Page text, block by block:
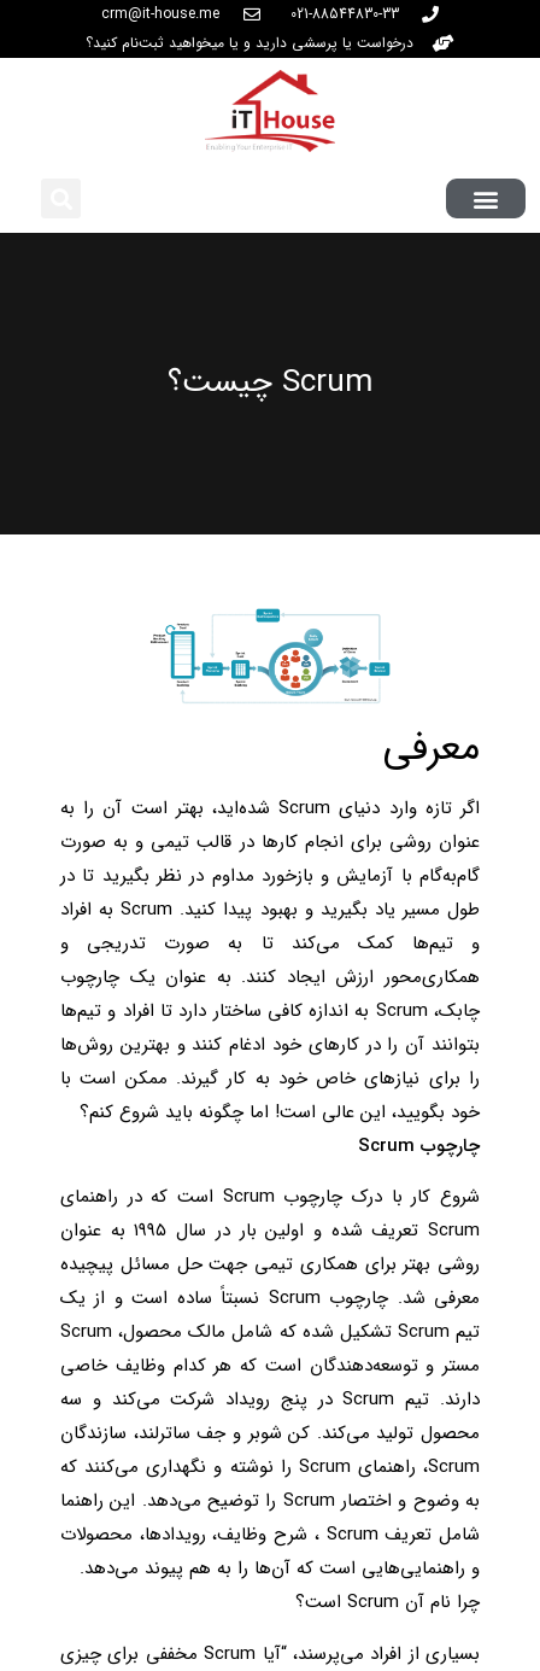
021-88544830-33
crm@it-house.me
درخواست یا پرسشی دارید و یا میخواهید ثبت‌نام کنید؟
Scrum چیست؟
معرفی
اگر تازه وارد دنیای Scrum شده‌اید، بهتر است آن را به
عنوان روشی برای انجام کارها در قالب تیمی و به صورت
گام‌به‌گام با آزمایش و بازخورد مداوم در نظر بگیرید تا در
طول مسیر یاد بگیرید و بهبود پیدا کنید. Scrum به افراد
و تیم‌ها کمک می‌کند تا به صورت تدریجی و
همکاری‌محور ارزش ایجاد کنند. به عنوان یک چارچوب
چابک، Scrum به اندازه کافی ساختار دارد تا افراد و تیم‌ها
بتوانند آن را در کارهای خود ادغام کنند و بهترین روش‌ها
را برای نیازهای خاص خود به کار گیرند. ممکن است با
خود بگویید، این عالی است! اما چگونه باید شروع کنم؟
چارچوب Scrum
شروع کار با درک چارچوب Scrum است که در راهنمای
Scrum تعریف شده و اولین بار در سال ۱۹۹۵ به عنوان
روشی بهتر برای همکاری تیمی جهت حل مسائل پیچیده
معرفی شد. چارچوب Scrum نسبتاً ساده است و از یک
تیم Scrum تشکیل شده که شامل مالک محصول، Scrum
مستر و توسعه‌دهندگان است که هر کدام وظایف خاصی
دارند. تیم Scrum در پنج رویداد شرکت می‌کند و سه
محصول تولید می‌کند. کن شوبر و جف ساترلند، سازندگان
Scrum، راهنمای Scrum را نوشته و نگهداری می‌کنند که
به وضوح و اختصار Scrum را توضیح می‌دهد. این راهنما
شامل تعریف Scrum ، شرح وظایف، رویدادها، محصولات
و راهنمایی‌هایی است که آن‌ها را به هم پیوند می‌دهد.
چرا نام آن Scrum است؟
بسیاری از افراد می‌پرسند، “آیا Scrum مخففی برای چیزی